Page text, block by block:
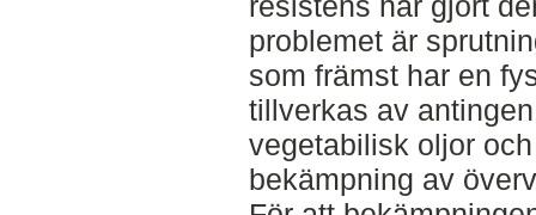
problemet är
som främst har en
tillverkas av
vegetabilisk oljor
bekämpning av